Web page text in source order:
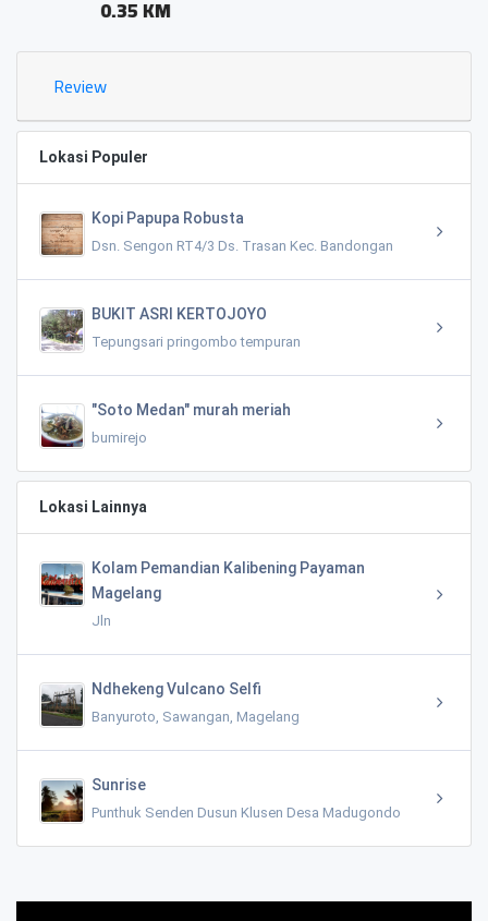
Review
Lokasi Populer
Kopi Papupa Robusta
Dsn. Sengon RT4/3 Ds. Trasan Kec. Bandongan
BUKIT ASRI KERTOJOYO
Tepungsari pringombo tempuran
"Soto Medan" murah meriah
bumirejo
Lokasi Lainnya
Kolam Pemandian Kalibening Payaman
Magelang
Jln
Ndhekeng Vulcano Selfi
Banyuroto, Sawangan, Magelang
Sunrise
Punthuk Senden Dusun Klusen Desa Madugondo